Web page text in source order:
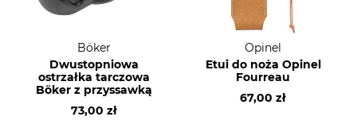
Böker
Dwustopniowa
ostrzałka tarczowa
Böker z przyssawką
73,00 zł
Opinel
Etui do noża Opinel
Fourreau
67,00 zł